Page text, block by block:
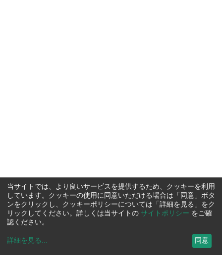
当サイトでは、より良いサービスを提供するため、クッキーを利用
しています。クッキーの使用に同意いただける場合は「同意」ボタ
ンをクリックし、クッキーポリシーについては「詳細を見る」をク
リックしてください。詳しくは当サイトの サイトポリシー をご確
認ください。
詳細を見る ... 同意